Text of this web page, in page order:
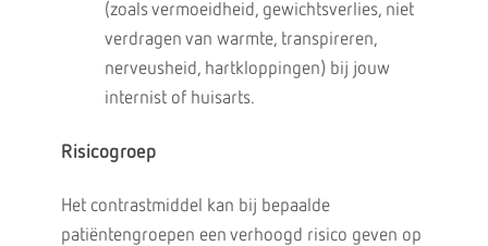
(zoals vermoeidheid, gewichtsverlies, niet
verdragen van warmte, transpireren,
nerveusheid, hartkloppingen) bij jouw
internist of huisarts.
Risicogroep
Het contrastmiddel kan bij bepaalde
patiëntengroepen een verhoogd risico geven op